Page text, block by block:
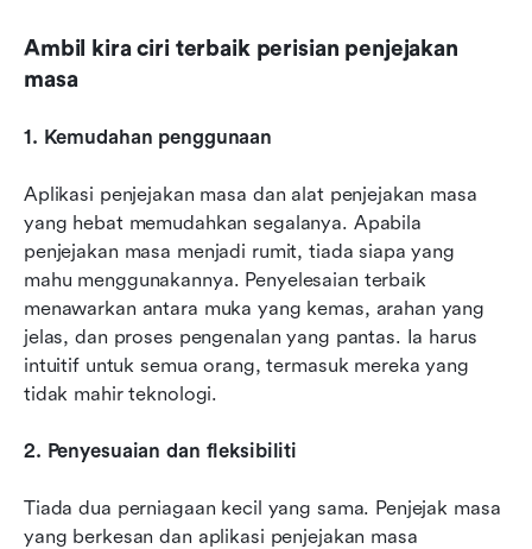
Ambil kira ciri terbaik perisian penjejakan
masa
1. Kemudahan penggunaan
Aplikasi penjejakan masa dan alat penjejakan masa
yang hebat memudahkan segalanya. Apabila
penjejakan masa menjadi rumit, tiada siapa yang
mahu menggunakannya. Penyelesaian terbaik
menawarkan antara muka yang kemas, arahan yang
jelas, dan proses pengenalan yang pantas. Ia harus
intuitif untuk semua orang, termasuk mereka yang
tidak mahir teknologi.
2. Penyesuaian dan fleksibiliti
Tiada dua perniagaan kecil yang sama. Penjejak masa
yang berkesan dan aplikasi penjejakan masa